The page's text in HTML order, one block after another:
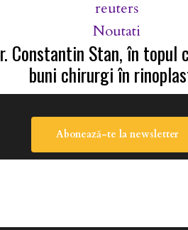
Noutati
Constantin Stan, în topul
buni chirurgi în
Abonează-te la newsletter